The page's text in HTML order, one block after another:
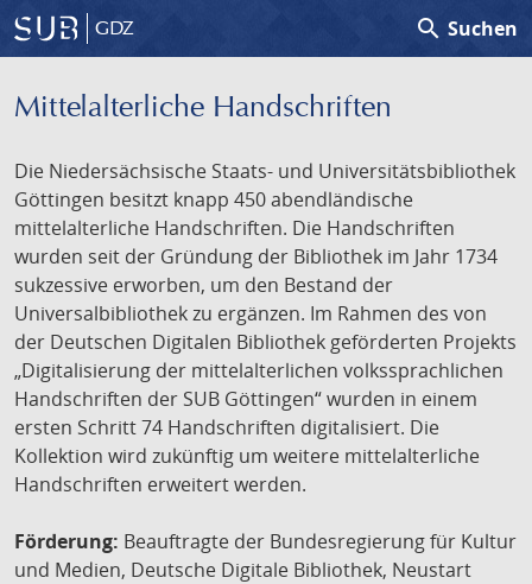
GDZ search Suchen
Mittelalterliche Handschriften
Die Niedersächsische Staats- und Universitätsbibliothek
Göttingen besitzt knapp 450 abendländische
mittelalterliche Handschriften. Die Handschriften
wurden seit der Gründung der Bibliothek im Jahr 1734
sukzessive erworben, um den Bestand der
Universalbibliothek zu ergänzen. Im Rahmen des von
der Deutschen Digitalen Bibliothek geförderten Projekts
„Digitalisierung der mittelalterlichen volkssprachlichen
Handschriften der SUB Göttingen“ wurden in einem
ersten Schritt 74 Handschriften digitalisiert. Die
Kollektion wird zukünftig um weitere mittelalterliche
Handschriften erweitert werden.
Förderung: Beauftragte der Bundesregierung für Kultur
und Medien, Deutsche Digitale Bibliothek, Neustart